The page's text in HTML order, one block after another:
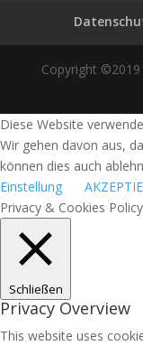
Copyright
Diese Website
Wir gehen davon aus,
können dies auch
Einstellung
Privacy & Cookies Policy
Schließen
Privacy Overview
This website uses